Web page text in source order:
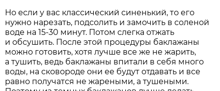
Но если у вас классический синенький, то его
нужно нарезать, подсолить и замочить в соленой
воде на 15-30 минут. Потом слегка отжать
и обсушить. После этой процедуры баклажаны
можно готовить, хотя лучше все же не жарить,
а тушить, ведь баклажаны впитали в себя много
воды, на сковороде они ее будут отдавать и все
равно получатся не жареными, а тушеными.